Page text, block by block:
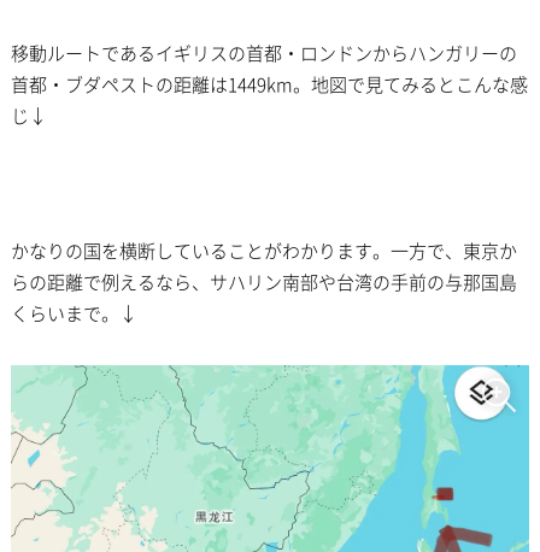
移動ルートであるイギリスの首都・ロンドンからハンガリーの
首都・ブダペストの距離は1449km。地図で見てみるとこんな感
じ↓
かなりの国を横断していることがわかります。一方で、東京か
らの距離で例えるなら、サハリン南部や台湾の手前の与那国島
くらいまで。↓